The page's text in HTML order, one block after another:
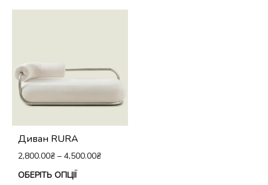
Диван RURA
2,800.00₴ – 4,500.00₴
ОБЕРІТЬ ОПЦІЇ